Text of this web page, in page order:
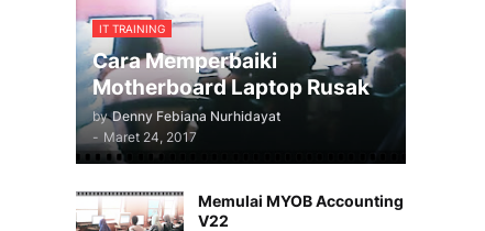
IT TRAINING
Cara Memperbaiki
Motherboard Laptop Rusak
by Denny Febiana Nurhidayat
- Maret 24, 2017
Memulai MYOB Accounting
V22